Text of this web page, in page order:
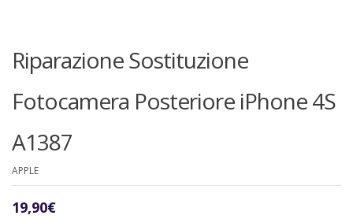
Riparazione Sostituzione
Fotocamera Posteriore iPhone 4S
A1387
APPLE
19,90€